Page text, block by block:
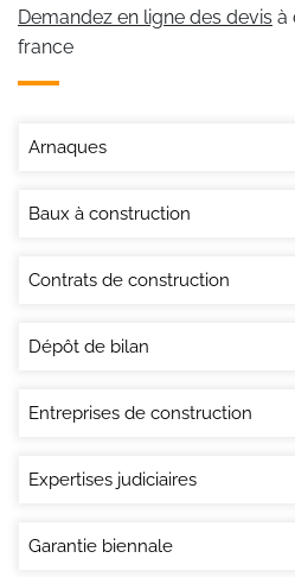
Demandez en ligne des devis à
france
Arnaques
Baux à construction
Contrats de construction
Dépôt de bilan
Entreprises de construction
Expertises judiciaires
Garantie biennale